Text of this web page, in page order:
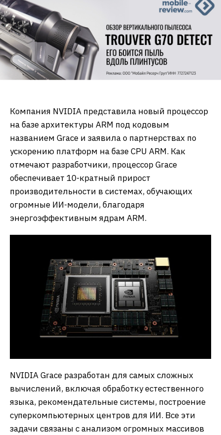
Компания NVIDIA представила новый процессор
на базе архитектуры ARM под кодовым
названием Grace и заявила о партнерствах по
ускорению платформ на базе CPU ARM. Как
отмечают разработчики, процессор Grace
обеспечивает 10-кратный прирост
производительности в системах, обучающих
огромные ИИ-модели, благодаря
энергоэффективным ядрам ARM.
NVIDIA Grace разработан для самых сложных
вычислений, включая обработку естественного
языка, рекомендательные системы, построение
суперкомпьютерных центров для ИИ. Все эти
задачи связаны с анализом огромных массивов